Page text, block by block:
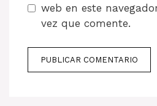
web en este
vez que comente.